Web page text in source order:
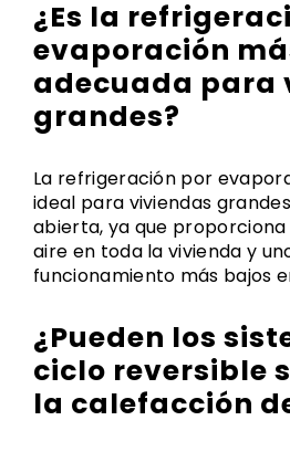
¿Es la
evaporación
adecuada para
grandes?
La refrigeración por
ideal para viviendas
abierta, ya que
aire en toda la vivienda y
funcionamiento más bajos
¿Pueden los
ciclo reversible
la calefacción